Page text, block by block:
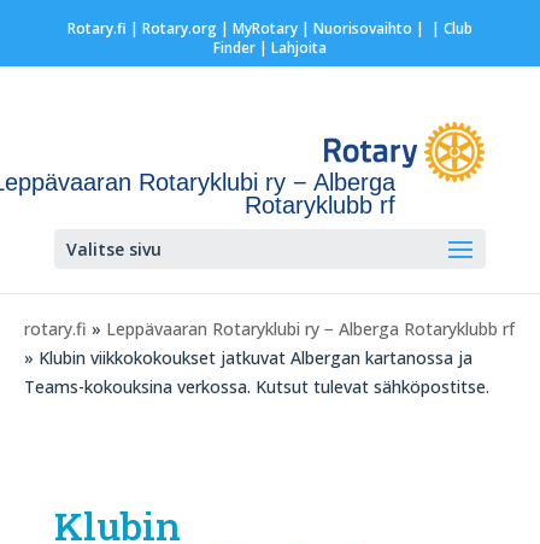
Rotary.fi | Rotary.org| MyRotary | Nuorisovaihto | | Club
Finder| Lahjoita
Rotaryklubi ry − Alberga
Rotaryklubb rf
Valitse sivu
rotary.fi » Leppävaaran Rotaryklubi ry − Alberga Rotaryklubb rf
» Klubin viikkokokoukset jatkuvat Albergan kartanossa ja
Teams-kokouksina verkossa. Kutsut tulevat sähköpostitse.
Klubin